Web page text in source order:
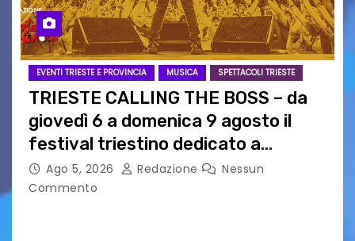
EVENTI TRIESTE E PROVINCIA MUSICA SPETTACOLI TRIESTE
TRIESTE CALLING THE BOSS – da
giovedì 6 a domenica 9 agosto il
festival triestino dedicato a
Springsteen
Ago 5, 2026 Redazione
Nessun
Commento